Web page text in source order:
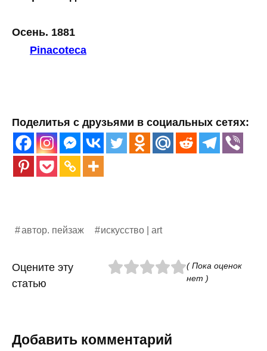
Осень. 1881
Pinacoteca
Поделитья с друзьями в социальных сетях:
автор. пейзаж искусство | art
Оцените эту
статью
( Пока оценок
нет )
Добавить комментарий